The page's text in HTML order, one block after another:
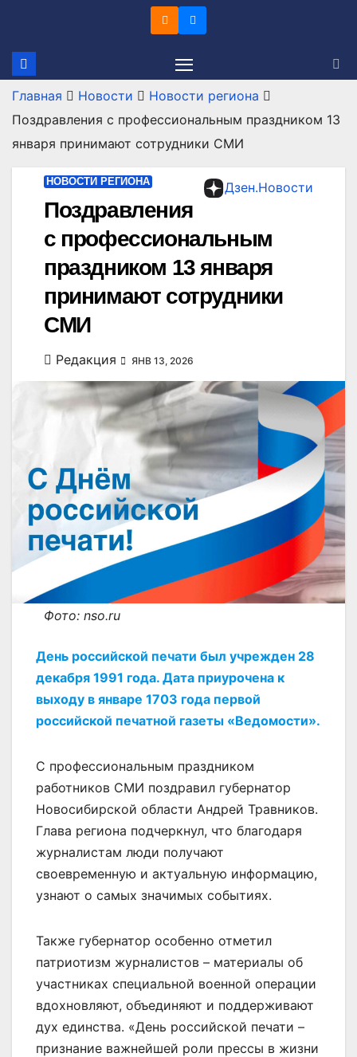
содержимому
Главная Новости
Новости региона
Поздравления с профессиональным праздником 13
января принимают сотрудники СМИ
Дзен.Новости
НОВОСТИ РЕГИОНА
Поздравления
с профессиональным
праздником 13 января
принимают сотрудники
СМИ
Редакция ЯНВ 13, 2026
Фото: nso.ru
День российской печати был учрежден 28
декабря 1991 года. Дата приурочена к
выходу в январе 1703 года первой
российской печатной газеты «Ведомости».
С профессиональным праздником
работников СМИ поздравил губернатор
Новосибирской области Андрей Травников.
Глава региона подчеркнул, что благодаря
журналистам люди получают
своевременную и актуальную информацию,
узнают о самых значимых событиях.
Также губернатор особенно отметил
патриотизм журналистов – материалы об
участниках специальной военной операции
вдохновляют, объединяют и поддерживают
дух единства. «День российской печати –
признание важнейшей роли прессы в жизни